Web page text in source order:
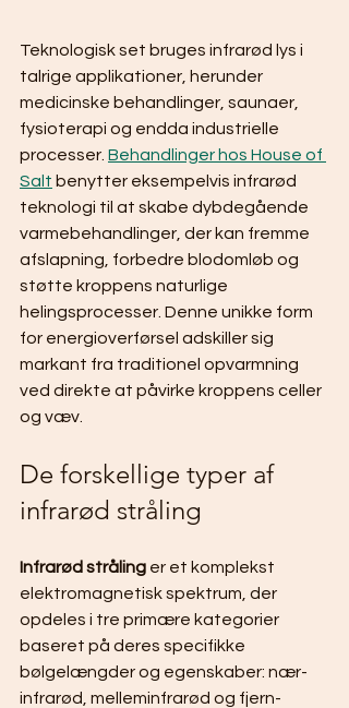
Teknologisk set bruges infrarød lys i
talrige applikationer, herunder
medicinske behandlinger, saunaer,
fysioterapi og endda industrielle
processer. Behandlinger hos House of
Salt benytter eksempelvis infrarød
teknologi til at skabe dybdegående
varmebehandlinger, der kan fremme
afslapning, forbedre blodomløb og
støtte kroppens naturlige
helingsprocesser. Denne unikke form
for energioverførsel adskiller sig
markant fra traditionel opvarmning
ved direkte at påvirke kroppens celler
og væv.
De forskellige typer af
infrarød stråling
Infrarød stråling er et komplekst
elektromagnetisk spektrum, der
opdeles i tre primære kategorier
baseret på deres specifikke
bølgelængder og egenskaber: nær-
infrarød, melleminfrarød og fjern-